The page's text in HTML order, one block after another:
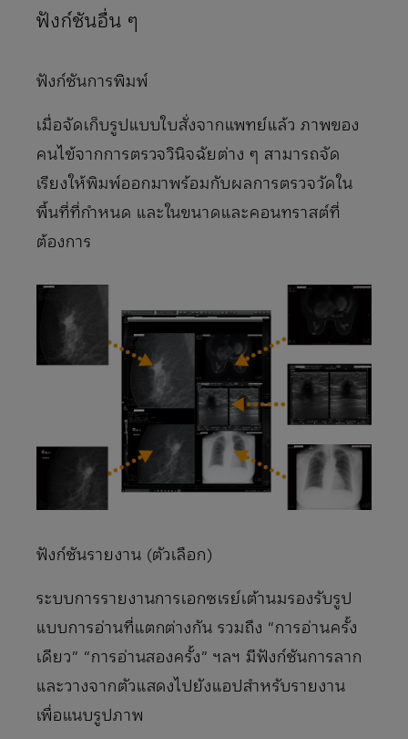
ฟังก์ชันอื่น ๆ
ฟังก์ชันการพิมพ์
เมื่อจัดเก็บรูปแบบใบสั่งจากแพทย์แล้ว ภาพของ
คนไข้จากการตรวจวินิจฉัยต่าง ๆ สามารถจัด
เรียงให้พิมพ์ออกมาพร้อมกับผลการตรวจวัดใน
พื้นที่ที่กำหนด และในขนาดและคอนทราสต์ที่
ต้องการ
ฟังก์ชันรายงาน (ตัวเลือก)
ระบบการรายงานการเอกซเรย์เต้านมรองรับรูป
แบบการอ่านที่แตกต่างกัน รวมถึง “การอ่านครั้ง
เดียว” “การอ่านสองครั้ง” ฯลฯ มีฟังก์ชันการลาก
และวางจากตัวแสดงไปยังแอปสำหรับรายงาน
เพื่อแนบรูปภาพ